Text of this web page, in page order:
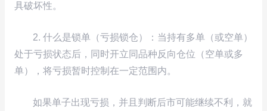
具破坏性。
2. 什么是锁单（亏损锁仓）：当持有多单（或空单）
处于亏损状态后，同时开立同品种反向仓位（空单或多
单），将亏损暂时控制在一定范围内。
如果单子出现亏损，并且判断后市可能继续不利，就